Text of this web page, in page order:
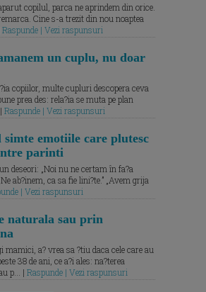
copilul, parca ne aprindem din orice.
Cine s-a trezit din nou noaptea
Raspunde | Vezi raspunsuri
un cuplu, nu doar
copiilor, multe cupluri descopera ceva
prea des: rela?ia se muta pe plan
Raspunde | Vezi raspunsuri
emotiile care plutesc
parinti
deseori: „Noi nu ne certam în fa?a
ab?inem, ca sa fie lini?te.” „Avem grija
| Vezi raspunsuri
naturala sau prin
mamici, a? vrea sa ?tiu daca cele care au
38 de ani, ce a?i ales: na?terea
p... | Raspunde | Vezi raspunsuri